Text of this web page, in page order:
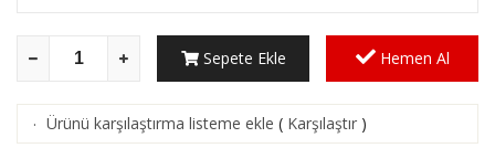
Sepete Ekle Hemen Al
· Ürünü karşılaştırma listeme ekle ( Karşılaştır )